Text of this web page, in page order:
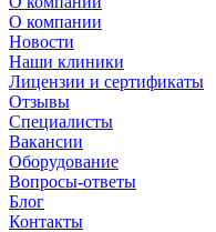
О компании
Новости
Наши клиники
Лицензии и сертификаты
Отзывы
Специалисты
Вакансии
Оборудование
Вопросы-ответы
Блог
Контакты